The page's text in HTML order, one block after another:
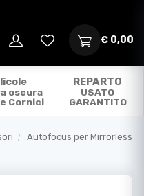
€ 0,00
oscura
Cornici
REPARTO
USATO
GARANTITO
Autofocus per Mirrorless